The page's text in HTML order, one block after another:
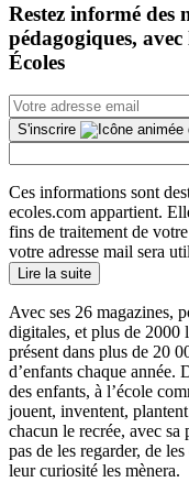
Restez informé des
pédagogiques,
Écoles
S'inscrire
Ces informations sont
ecoles.com appartient.
fins de traitement de
votre adresse mail sera
Lire la suite
Avec ses 26 magazines,
digitales, et plus de 2000
présent dans plus de 20
d’enfants chaque année.
des enfants, à l’école
jouent, inventent,
chacun le recrée, avec
pas de les regarder, de
leur curiosité les mènera.